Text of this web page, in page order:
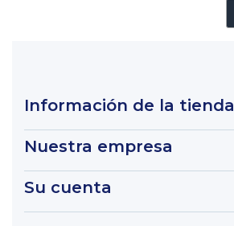
Información de la tienda
Nuestra empresa
Su cuenta